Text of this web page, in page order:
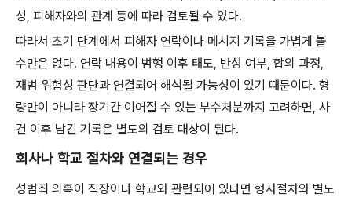
성, 피해자와의 관계 등에 따라 검토될 수 있다.
따라서 초기 단계에서 피해자 연락이나 메시지 기록을 가볍게 볼
수만은 없다. 연락 내용이 범행 이후 태도, 반성 여부, 합의 과정,
재범 위험성 판단과 연결되어 해석될 가능성이 있기 때문이다. 형
량만이 아니라 장기간 이어질 수 있는 부수처분까지 고려하면, 사
건 이후 남긴 기록은 별도의 검토 대상이 된다.
회사나 학교 절차와 연결되는 경우
성범죄 의혹이 직장이나 학교와 관련되어 있다면 형사절차와 별도